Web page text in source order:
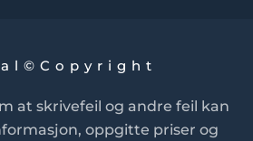
l © C o p y r i g h t
at skrivefeil og andre feil kan
oppgitte priser og